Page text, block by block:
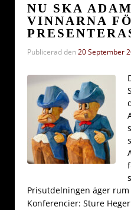
NU SKA
VINNARNA
Publicerad den20 September
Prisutdelningen äger rum
Konferencier: Sture